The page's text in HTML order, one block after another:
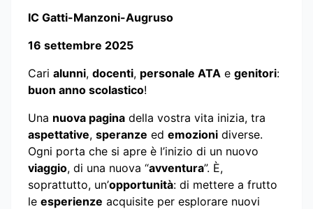
IC Gatti-Manzoni-Augruso
16 settembre 2025
Cari alunni, docenti, personale ATA e genitori:
buon anno scolastico!
Una nuova pagina della vostra vita inizia, tra
aspettative, speranze ed emozioni diverse.
Ogni porta che si apre è l’inizio di un nuovo
viaggio, di una nuova “avventura”. È,
soprattutto, un’opportunità: di mettere a frutto
le esperienze acquisite per esplorare nuovi